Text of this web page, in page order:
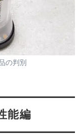
の判別
能編